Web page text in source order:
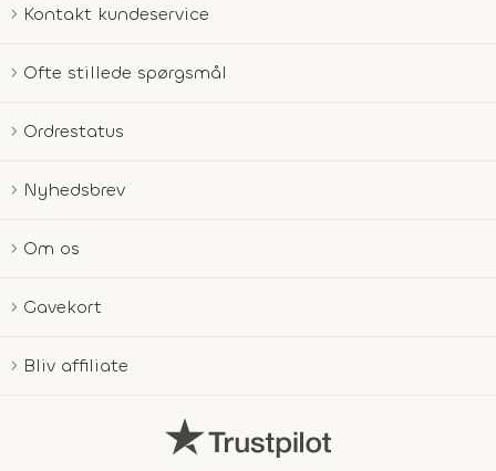
Kontakt kundeservice
Ofte stillede spørgsmål
Ordrestatus
Nyhedsbrev
Om os
Gavekort
Bliv affiliate